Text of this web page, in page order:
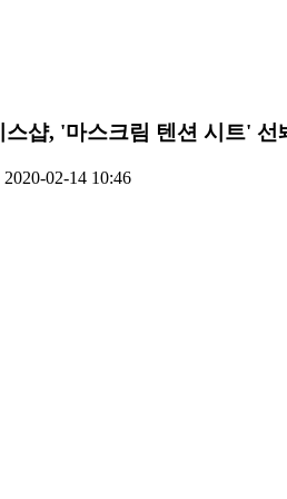
샵, '마스크림 텐션 시트' 선
02-14 10:46